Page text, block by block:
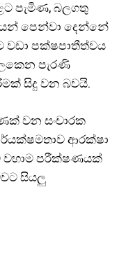
පැමිණ, බලගතු
පෙන්වා දෙන්නේ
වඩා පක්ෂපාතීත්වය
පැරණි
සිදු වන බවයි.
වන සංචාරක
ආරක්ෂා
වහාම පරීක්ෂණයක්
සියලු